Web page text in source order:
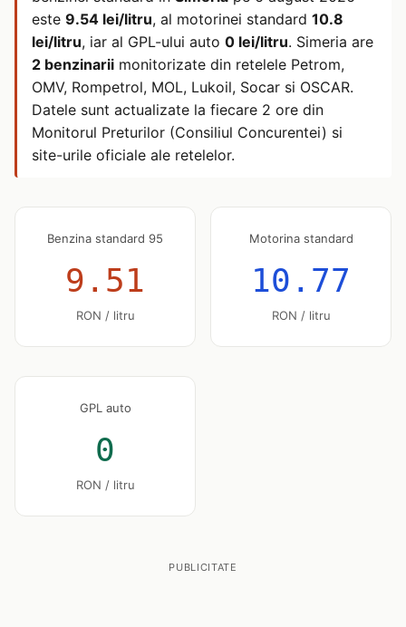
este 9.54 lei/litru, al motorinei standard 10.8
lei/litru, iar al GPL-ului auto 0 lei/litru. Simeria are
2 benzinarii monitorizate din retelele Petrom,
OMV, Rompetrol, MOL, Lukoil, Socar si OSCAR.
Datele sunt actualizate la fiecare 2 ore din
Monitorul Preturilor (Consiliul Concurentei) si
site-urile oficiale ale retelelor.
Benzina standard 95
9.51
RON / litru
Motorina standard
10.77
RON / litru
GPL auto
0
RON / litru
PUBLICITATE